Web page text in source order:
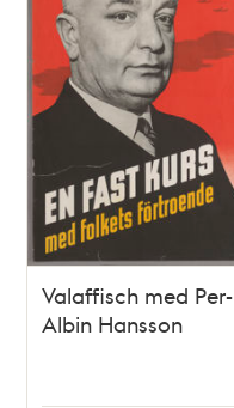
Valaffisch med Per-
Albin Hansson